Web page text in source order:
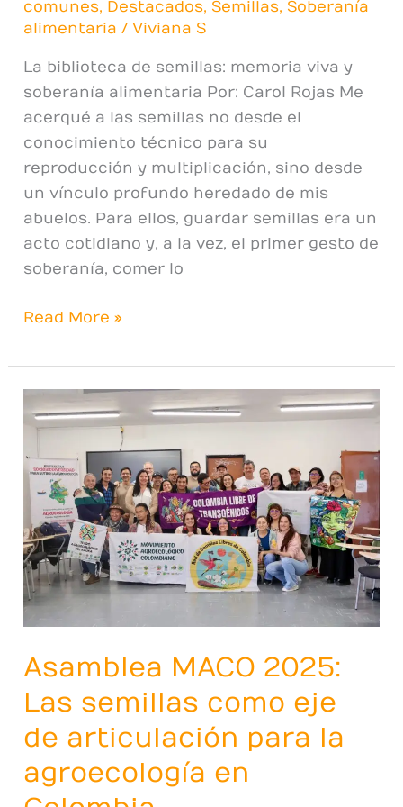
comunes, Destacados, Semillas, Soberanía
alimentaria /Viviana S
La biblioteca de semillas: memoria viva y
soberanía alimentaria Por: Carol Rojas Me
acerqué a las semillas no desde el
conocimiento técnico para su
reproducción y multiplicación, sino desde
un vínculo profundo heredado de mis
abuelos. Para ellos, guardar semillas era un
acto cotidiano y, a la vez, el primer gesto de
soberanía, comer lo
Read More »
Asamblea MACO 2025:
Las semillas como eje
de articulación para la
agroecología en
Asamblea
MACO
2025:
Las
semillas
como
eje
de
articulación
para
la
agroecología
en
Colombia